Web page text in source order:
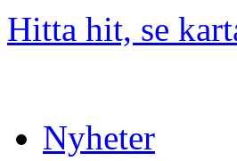
Hitta hit, se
Nyheter